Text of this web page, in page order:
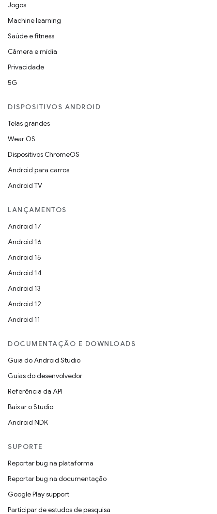
Jogos
Machine learning
Saúde e fitness
Câmera e mídia
Privacidade
5G
DISPOSITIVOS ANDROID
Telas grandes
Wear OS
Dispositivos ChromeOS
Android para carros
Android TV
LANÇAMENTOS
Android 17
Android 16
Android 15
Android 14
Android 13
Android 12
Android 11
DOCUMENTAÇÃO E DOWNLOADS
Guia do Android Studio
Guias do desenvolvedor
Referência da API
Baixar o Studio
Android NDK
SUPORTE
Reportar bug na plataforma
Reportar bug na documentação
Google Play support
Participar de estudos de pesquisa